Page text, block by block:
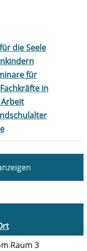
die Seele
für
in
Raum 3